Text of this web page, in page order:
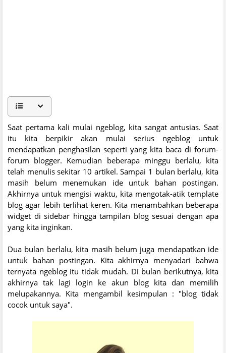
Saat pertama kali mulai ngeblog, kita sangat antusias. Saat
itu kita berpikir akan mulai serius ngeblog untuk
mendapatkan penghasilan seperti yang kita baca di forum-
forum blogger. Kemudian beberapa minggu berlalu, kita
telah menulis sekitar 10 artikel. Sampai 1 bulan berlalu, kita
masih belum menemukan ide untuk bahan postingan.
Akhirnya untuk mengisi waktu, kita mengotak-atik template
blog agar lebih terlihat keren. Kita menambahkan beberapa
widget di sidebar hingga tampilan blog sesuai dengan apa
yang kita inginkan.
Dua bulan berlalu, kita masih belum juga mendapatkan ide
untuk bahan postingan. Kita akhirnya menyadari bahwa
ternyata ngeblog itu tidak mudah. Di bulan berikutnya, kita
akhirnya tak lagi login ke akun blog kita dan memilih
melupakannya. Kita mengambil kesimpulan : "blog tidak
cocok untuk saya".